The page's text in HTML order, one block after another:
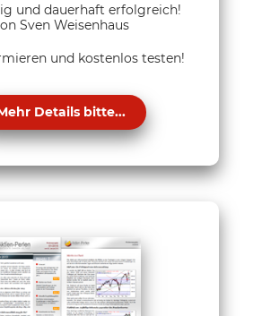
und dauerhaft erfolgreich!
Sven Weisenhaus
und kostenlos testen!
Details bitte...